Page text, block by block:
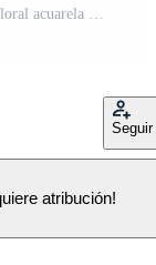
Seguir
atribución!